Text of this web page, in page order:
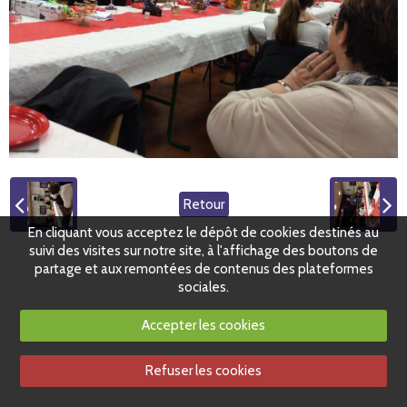
Retour
En cliquant vous acceptez le dépôt de cookies destinés au
suivi des visites sur notre site, à l'affichage des boutons de
partage et aux remontées de contenus des plateformes
sociales.
Accepter les cookies
Refuser les cookies